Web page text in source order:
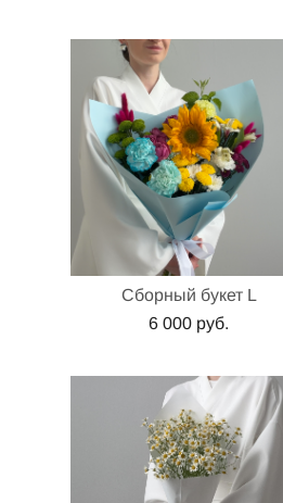
Сборный букет L
6 000 pуб.